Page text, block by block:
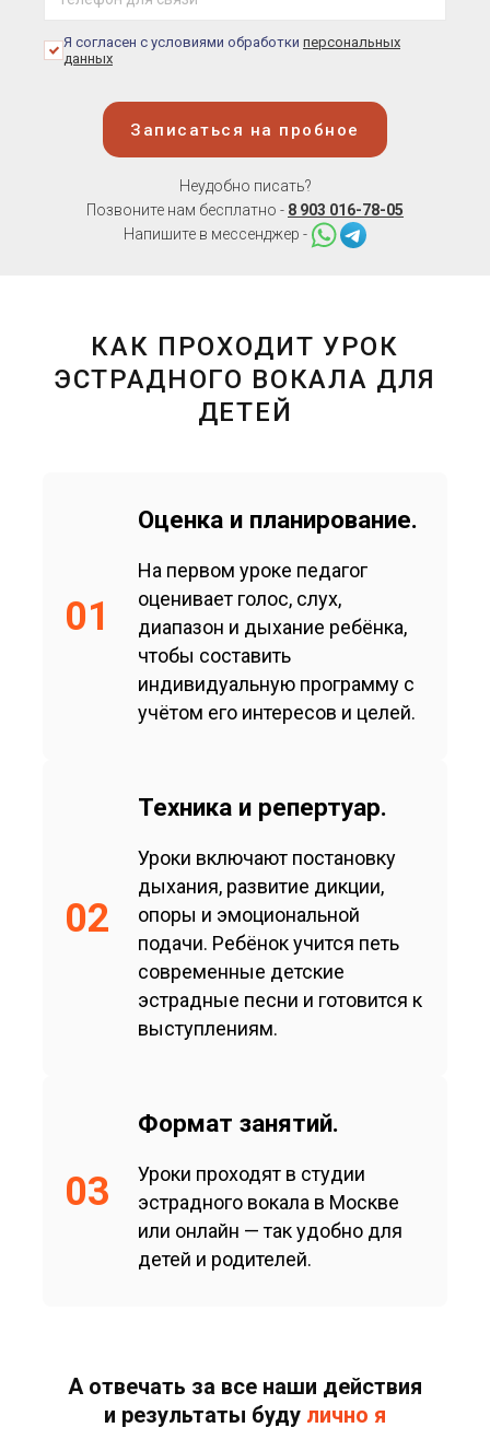
Я согласен с условиями обработки персональных
данных
Записаться на пробное
Неудобно писать?
Позвоните нам бесплатно - 8 903 016-78-05
Напишите в мессенджер -
КАК ПРОХОДИТ УРОК
ЭСТРАДНОГО ВОКАЛА ДЛЯ
ДЕТЕЙ
01
Оценка и планирование.
На первом уроке педагог
оценивает голос, слух,
диапазон и дыхание ребёнка,
чтобы составить
индивидуальную программу с
учётом его интересов и целей.
02
Техника и репертуар.
Уроки включают постановку
дыхания, развитие дикции,
опоры и эмоциональной
подачи. Ребёнок учится петь
современные детские
эстрадные песни и готовится к
выступлениям.
03
Формат занятий.
Уроки проходят в студии
эстрадного вокала в Москве
или онлайн — так удобно для
детей и родителей.
А отвечать за все наши действия
и результаты буду лично я